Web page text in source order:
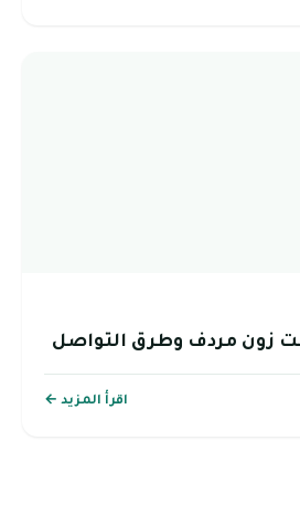
زون مردف وطرق التواصل
اقرأ المزيد ←